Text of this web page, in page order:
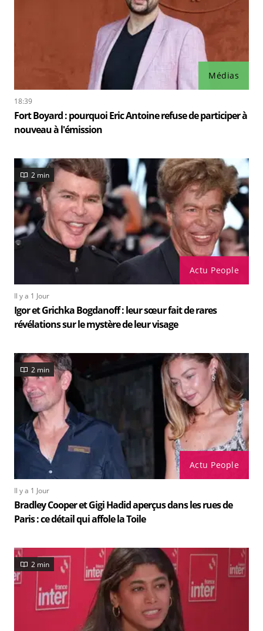
Médias
18:39
Fort Boyard : pourquoi Eric Antoine refuse de participer à
nouveau à l'émission
Actu People
2 min
Il y a 1 Jour
Igor et Grichka Bogdanoff : leur sœur fait de rares
révélations sur le mystère de leur visage
Actu People
2 min
Il y a 1 Jour
Bradley Cooper et Gigi Hadid aperçus dans les rues de
Paris : ce détail qui affole la Toile
2 min